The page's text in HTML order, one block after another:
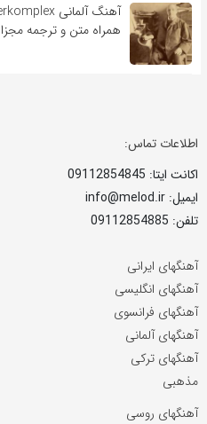
همراه متن و ترجمه مجزا
اطلاعات تماس:
اکانت ایتا: 09112854845
ایمیل: info@melod.ir
تلفن: 09112854885
آهنگهای ایرانی
آهنگهای انگلیسی
آهنگهای فرانسوی
آهنگهای آلمانی
آهنگهای ترکی
مذهبی
آهنگهای روسی